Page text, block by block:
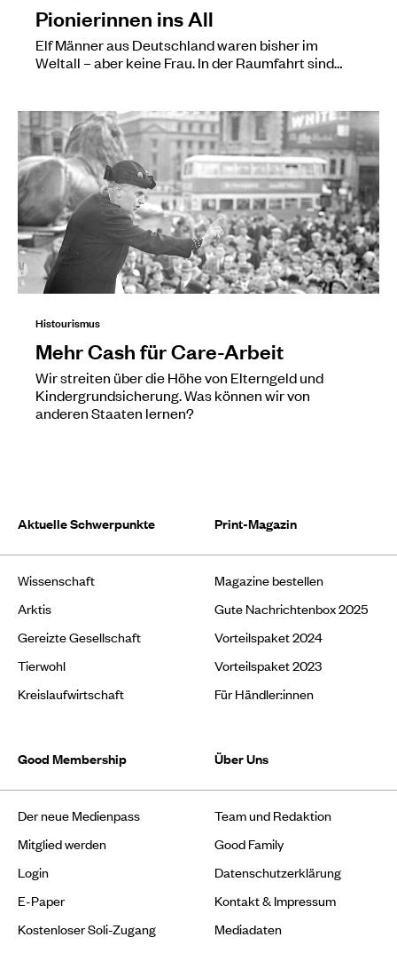
Pionierinnen ins All
Elf Männer aus Deutschland waren bisher im
Weltall – aber keine Frau. In der Raumfahrt sind…
Histourismus
Mehr Cash für Care-Arbeit
Wir streiten über die Höhe von Elterngeld und
Kindergrundsicherung. Was können wir von
anderen Staaten lernen?
Aktuelle Schwerpunkte
Wissenschaft
Arktis
Gereizte Gesellschaft
Tierwohl
Kreislaufwirtschaft
Print-Magazin
Magazine bestellen
Gute Nachrichtenbox 2025
Vorteilspaket 2024
Vorteilspaket 2023
Für Händler:innen
Good Membership
Der neue Medienpass
Mitglied werden
Login
E-Paper
Kostenloser Soli-Zugang
Über Uns
Team und Redaktion
Good Family
Datenschutzerklärung
Kontakt & Impressum
Mediadaten